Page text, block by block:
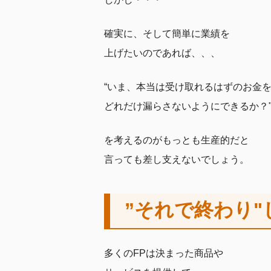
確実に、そして簡単に業績を
上げたいのであれば、、、
“いま、本当は受け取れるはずのお金を
どれだけ漏らさないようにできるか？"
を考えるのがもっとも生産的だと
言っても差し支えないでしょう。
”それで終わり"
多くのFPは決まった商品や